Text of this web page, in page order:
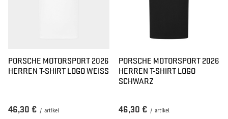
PORSCHE MOTORSPORT 2026
HERREN T-SHIRT LOGO WEISS
46,30 € / artikel
PORSCHE MOTORSPORT 2026
HERREN T-SHIRT LOGO
SCHWARZ
46,30 € / artikel